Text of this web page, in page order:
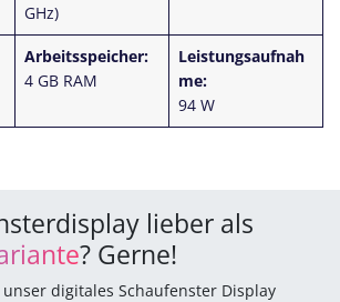
GHz)
Arbeitsspeicher:
4 GB RAM
Leistungsaufnah
me:
94 W
lieber als
? Gerne!
digitales Schaufenster Display